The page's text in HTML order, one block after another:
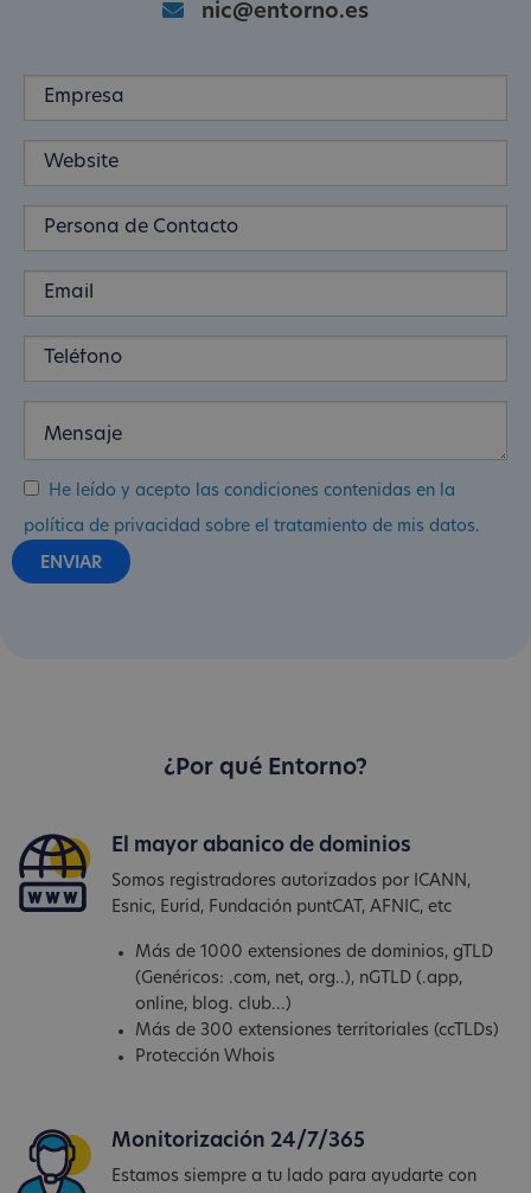
nic@entorno.es
He leído y acepto las condiciones contenidas en la
política de privacidad sobre el tratamiento de mis datos.
¿Por qué Entorno?
El mayor abanico de dominios
Somos registradores autorizados por ICANN,
Esnic, Eurid, Fundación puntCAT, AFNIC, etc
Más de 1000 extensiones de dominios, gTLD
(Genéricos: .com, net, org..), nGTLD (.app,
online, blog. club...)
Más de 300 extensiones territoriales (ccTLDs)
Protección Whois
Monitorización 24/7/365
Estamos siempre a tu lado para ayudarte con